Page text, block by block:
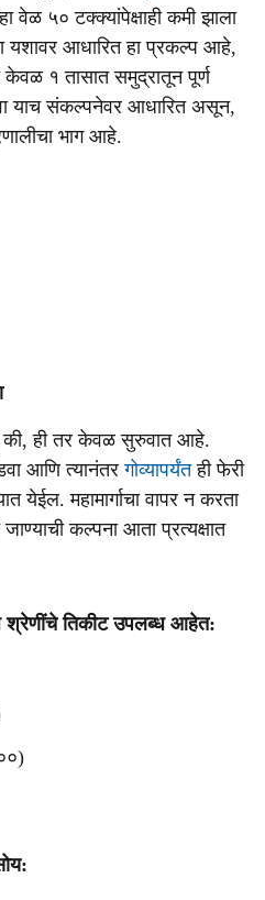
५० टक्क्यांपेक्षाही कमी झाला
यशावर आधारित हा प्रकल्प आहे,
केवळ १ तासात समुद्रातून पूर्ण
याच संकल्पनेवर आधारित असून,
भाग आहे.
की, ही तर केवळ सुरुवात आहे.
आणि त्यानंतर गोव्यापर्यंतही फेरी
येईल. महामार्गाचा वापर न करता
कल्पना आता प्रत्यक्षात
श्रेणींचे तिकीट उपलब्ध आहेत: